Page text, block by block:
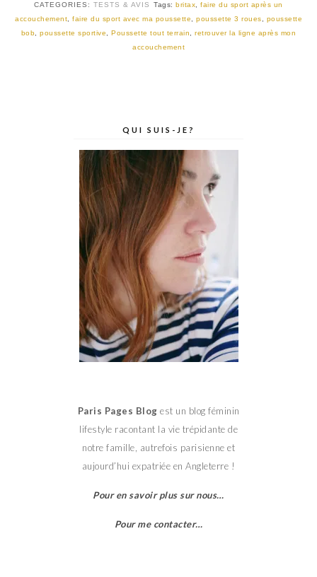
CATEGORIES:TESTS & AVIS Tags:britax ,faire du sport après un
accouchement
faire du sport avec ma poussette poussette 3 roues
poussette
bob ,poussette sportive ,Poussette tout terrain ,retrouver la ligne après mon
accouchement
QUI SUIS-JE?
Paris Pages Blog est un blog féminin
lifestyle racontant la vie trépidante de
notre famille, autrefois parisienne et
aujourd’hui expatriée en Angleterre !
Pour en savoir plus sur nous…
Pour me contacter…